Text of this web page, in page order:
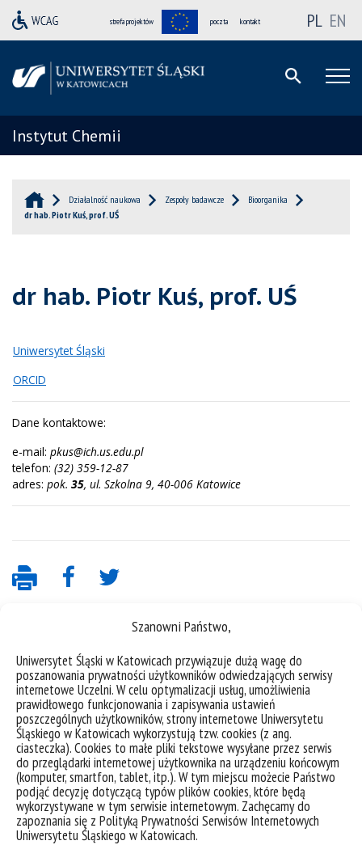
Szanowni Państwo,
Uniwersytet Śląski w Katowicach przywiązuje dużą wagę do
poszanowania prywatności użytkowników odwiedzających serwisy
internetowe Uczelni. W celu optymalizacji usług, umożliwienia
prawidłowego funkcjonowania i zapisywania ustawień
poszczególnych użytkowników, strony internetowe Uniwersytetu
Śląskiego w Katowicach wykorzystują tzw. cookies (z ang.
ciasteczka). Cookies to małe pliki tekstowe wysyłane przez serwis
do przeglądarki internetowej użytkownika na urządzeniu końcowym
(komputer, smartfon, tablet, itp.). W tym miejscu możecie Państwo
podjąć decyzję dotyczącą typów plików cookies, które będą
wykorzystywane w tym serwisie internetowym. Zachęcamy do
zapoznania się z Polityką Prywatności Serwisów Internetowych
Uniwersytetu Śląskiego w Katowicach.
strefa projektów poczta kontakt PL EN
Instytut Chemii
Działalność naukowa Zespoły badawcze
Bioorganika
dr hab. Piotr Kuś, prof. UŚ
dr hab. Piotr Kuś, prof. UŚ
Uniwersytet Śląski
ORCID
Dane kontaktowe:
e-mail: pkus@ich.us.edu.pl
telefon: (32) 359-12-87
adres: pok. 35, ul. Szkolna 9, 40-006 Katowice
deklaracja dostępności
mapa strony
Instytut Chemii
Wydział Nauk Ścisłych i Technicznych
Uniwersytet Śląski w Katowicach